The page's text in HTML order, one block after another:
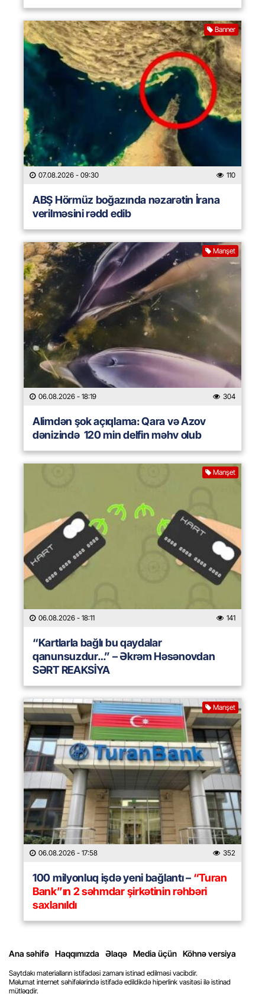
Banner
07.08.2026 - 09:30 110
ABŞ Hörmüz boğazında nəzarətin İrana
verilməsini rədd edib
Manşet
06.08.2026 - 18:19 304
Alimdən şok açıqlama: Qara və Azov
dənizində 120 min delfin məhv olub
Manşet
06.08.2026 - 18:11 141
“Kartlarla bağlı bu qaydalar
qanunsuzdur…” – Əkrəm Həsənovdan
SƏRT REAKSİYA
Manşet
06.08.2026 - 17:58 352
100 milyonluq işdə yeni bağlantı –“Turan
Bank”ın 2 səhmdar şirkətinin rəhbəri
saxlanıldı
Ana səhifə Haqqımızda Əlaqə Media üçün Köhnə versiya
Saytdakı materialların istifadəsi zamanı istinad edilməsi vacibdir.
Məlumat internet səhifələrində istifadə edildikdə hiperlink vasitəsi ilə istinad
mütləqdir.